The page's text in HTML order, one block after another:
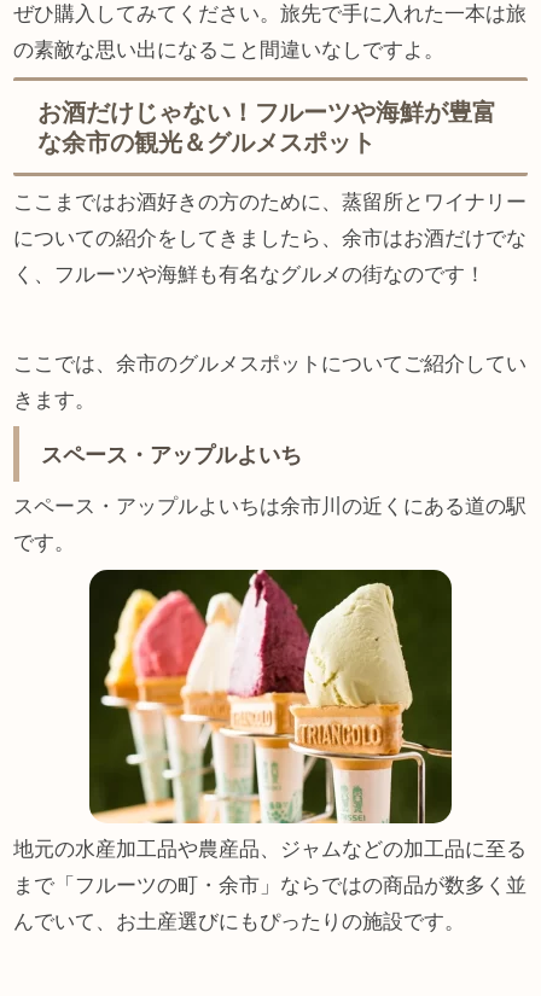
ぜひ購入してみてください。旅先で手に入れた一本は旅
の素敵な思い出になること間違いなしですよ。
お酒だけじゃない！フルーツや海鮮が豊富
な余市の観光＆グルメスポット
ここまではお酒好きの方のために、蒸留所とワイナリー
についての紹介をしてきましたら、余市はお酒だけでな
く、フルーツや海鮮も有名なグルメの街なのです！
ここでは、余市のグルメスポットについてご紹介してい
きます。
スペース・アップルよいち
スペース・アップルよいちは余市川の近くにある道の駅
です。
地元の水産加工品や農産品、ジャムなどの加工品に至る
まで「フルーツの町・余市」ならではの商品が数多く並
んでいて、お土産選びにもぴったりの施設です。